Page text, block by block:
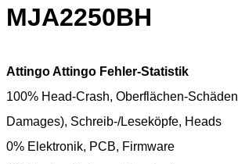
MJA2250BH
Attingo Attingo Fehler-Statistik
100% Head-Crash, Oberflächen-
Damages), Schreib-/Leseköpfe, Heads
0% Elektronik, PCB, Firmware